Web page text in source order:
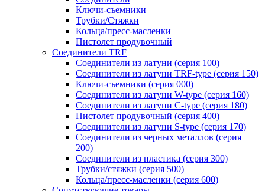
Ключи-cъемники
Трубки/Стяжки
Кольца/пресс-масленки
Пистолет продувочный
Соединители TRF
Соединители из латуни (серия 100)
Соединители из латуни TRF-type (серия 150)
Ключи-съемники (серия 000)
Соединители из латуни W-type (серия 160)
Соединители из латуни С-type (серия 180)
Пистолет продувочный (серия 400)
Соединители из латуни S-type (серия 170)
Соединители из черных металлов (серия
200)
Соединители из пластика (серия 300)
Трубки/стяжки (серия 500)
Кольца/пресс-масленки (серия 600)